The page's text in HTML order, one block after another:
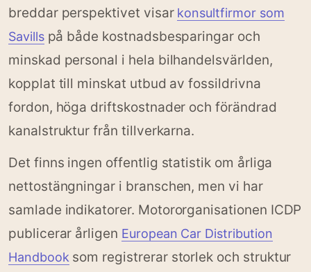
breddar perspektivet visar konsultfirmor som
Savillspå både kostnadsbesparingar och
minskad personal i hela bilhandelsvärlden,
kopplat till minskat utbud av fossildrivna
fordon, höga driftskostnader och förändrad
kanalstruktur från tillverkarna.
Det finns ingen offentlig statistik om årliga
nettostängningar i branschen, men vi har
samlade indikatorer. Motororganisationen ICDP
publicerar årligen European Car Distribution
Handbooksom registrerar storlek och struktur